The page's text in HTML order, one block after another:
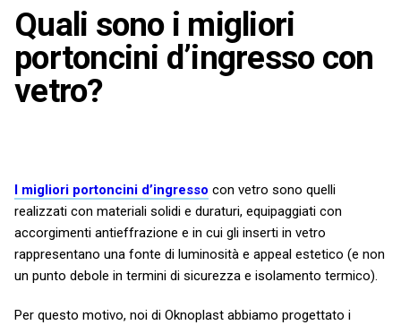
Quali sono i migliori
portoncini d’ingresso con
vetro?
I migliori portoncini d’ingresso con vetro sono quelli
realizzati con materiali solidi e duraturi, equipaggiati con
accorgimenti antieffrazione e in cui gli inserti in vetro
rappresentano una fonte di luminosità e appeal estetico (e non
un punto debole in termini di sicurezza e isolamento termico).
Per questo motivo, noi di Oknoplast abbiamo progettato i